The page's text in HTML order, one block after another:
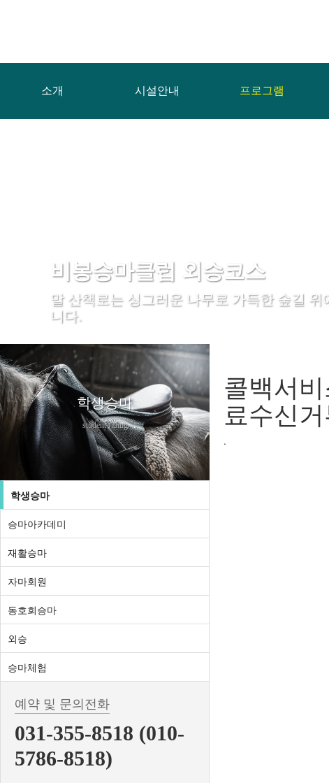
소개 시설안내 프로그램
비봉승마클럽 외승코스
말 산책로는 싱그러운 나무로 가득한 숲길
니다.
학생승마
student riding
학생승마
승마아카데미
재활승마
자마회원
동호회승마
외승
승마체험
예약 및 문의전화
031-355-8518 (010-
5786-8518)
콜백서
료수신
.